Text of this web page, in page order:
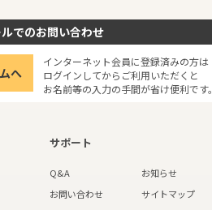
でのお問い合わせ
へ
インターネット会員に登録済みの方は
ログインしてからご利用いただくと
お名前等の入力の手間が省け便利です。
サポート
Q&A
お知らせ
お問い合わせ
サイトマップ